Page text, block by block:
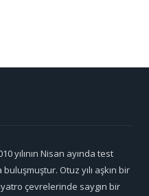
yılının Nisan ayında test
Otuz yılı aşkın bir
çevrelerinde saygın bir